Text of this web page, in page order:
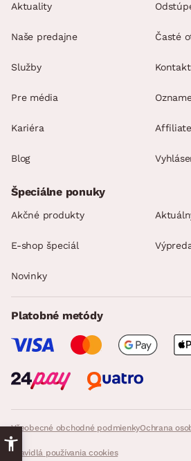
Aktuality
Naše predajne
Služby
Pre média
Kariéra
Blog
Časté
Všeobecné obchodné podmienkyOchrana
Pravidlá používania cookies
Špeciálne ponuky
Akčné produkty
E-shop špeciál
Novinky
Platobné metódy